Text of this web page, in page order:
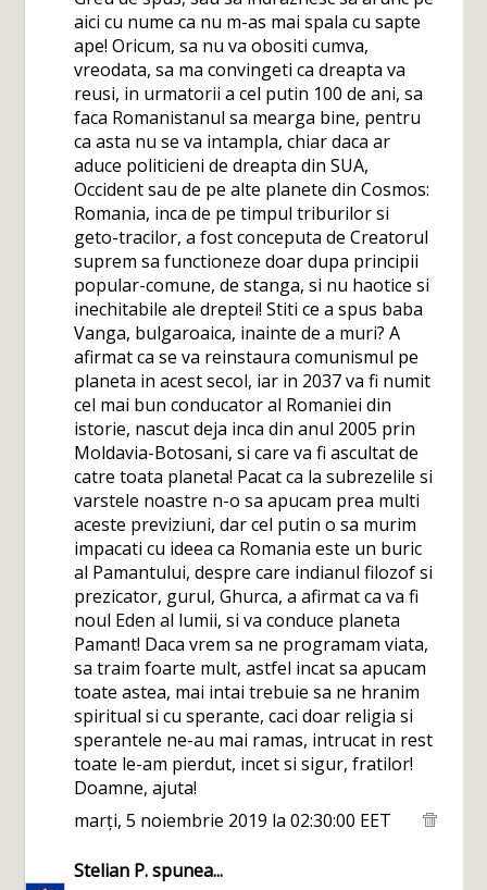
aici cu nume ca nu m-as mai spala cu sapte
ape! Oricum, sa nu va obositi cumva,
vreodata, sa ma convingeti ca dreapta va
reusi, in urmatorii a cel putin 100 de ani, sa
faca Romanistanul sa mearga bine, pentru
ca asta nu se va intampla, chiar daca ar
aduce politicieni de dreapta din SUA,
Occident sau de pe alte planete din Cosmos:
Romania, inca de pe timpul triburilor si
geto-tracilor, a fost conceputa de Creatorul
suprem sa functioneze doar dupa principii
popular-comune, de stanga, si nu haotice si
inechitabile ale dreptei! Stiti ce a spus baba
Vanga, bulgaroaica, inainte de a muri? A
afirmat ca se va reinstaura comunismul pe
planeta in acest secol, iar in 2037 va fi numit
cel mai bun conducator al Romaniei din
istorie, nascut deja inca din anul 2005 prin
Moldavia-Botosani, si care va fi ascultat de
catre toata planeta! Pacat ca la subrezelile si
varstele noastre n-o sa apucam prea multi
aceste previziuni, dar cel putin o sa murim
impacati cu ideea ca Romania este un buric
al Pamantului, despre care indianul filozof si
prezicator, gurul, Ghurca, a afirmat ca va fi
noul Eden al lumii, si va conduce planeta
Pamant! Daca vrem sa ne programam viata,
sa traim foarte mult, astfel incat sa apucam
toate astea, mai intai trebuie sa ne hranim
spiritual si cu sperante, caci doar religia si
sperantele ne-au mai ramas, intrucat in rest
toate le-am pierdut, incet si sigur, fratilor!
Doamne, ajuta!
marți, 5 noiembrie 2019 la 02:30:00 EET
Stelian P.spunea...